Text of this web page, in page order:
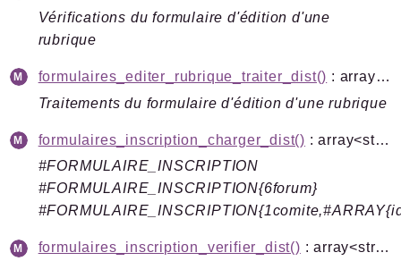
Vérifications du formulaire d'édition d'une
rubrique
formulaires_editer_rubrique_traiter_dist()
: array<string|int, mixed>
Traitements du formulaire d'édition d'une rubrique
formulaires_inscription_charger_dist()
: array<string|int, mixed>|false
#FORMULAIRE_INSCRIPTION
#FORMULAIRE_INSCRIPTION{6forum}
formulaires_inscription_verifier_dist()
: array<string|int, mixed>